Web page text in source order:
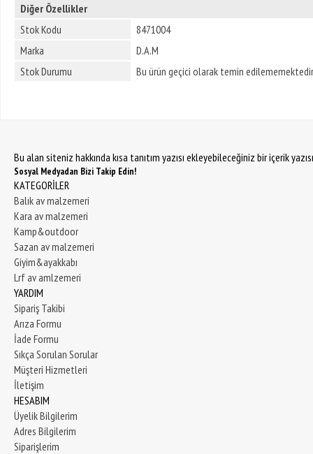
Diğer Özellikler
Stok Kodu
8471004
Marka
D.A.M
Stok Durumu
Bu ürün geçici olarak temin
Bu alan siteniz hakkında kısa tanıtım yazısı ekleyebileceğiniz bir içerik
Sosyal Medyadan Bizi Takip Edin!
KATEGORİLER
Balık av malzemeri
Kara av malzemeri
Kamp&outdoor
Sazan av malzemeri
Giyim&ayakkabı
Lrf av amlzemeri
YARDIM
Sipariş Takibi
Arıza Formu
İade Formu
Sıkça Sorulan Sorular
Müşteri Hizmetleri
İletişim
HESABIM
Üyelik Bilgilerim
Adres Bilgilerim
Siparişlerim